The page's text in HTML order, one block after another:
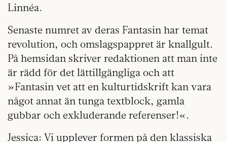
Linnéa.
Senaste numret av deras Fantasin har temat
revolution, och omslagspappret är knallgult.
På hemsidan skriver redaktionen att man inte
är rädd för det lättillgängliga och att
»Fantasin vet att en kulturtidskrift kan vara
något annat än tunga textblock, gamla
gubbar och exkluderande referenser!«.
Jessica: Vi upplever formen på den klassiska